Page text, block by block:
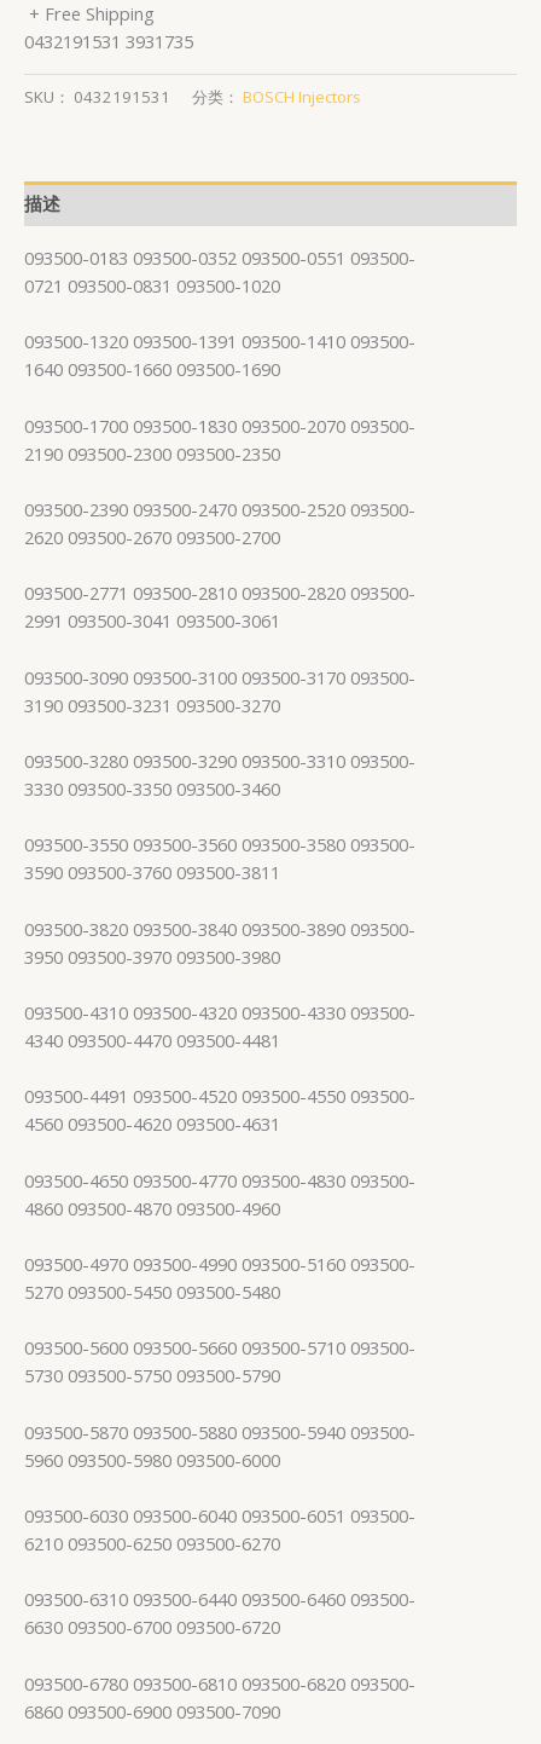
+ Free Shipping
0432191531 3931735
SKU： 0432191531 分类： BOSCH Injectors
描述
093500-0183 093500-0352 093500-0551 093500-
0721 093500-0831 093500-1020
093500-1320 093500-1391 093500-1410 093500-
1640 093500-1660 093500-1690
093500-1700 093500-1830 093500-2070 093500-
2190 093500-2300 093500-2350
093500-2390 093500-2470 093500-2520 093500-
2620 093500-2670 093500-2700
093500-2771 093500-2810 093500-2820 093500-
2991 093500-3041 093500-3061
093500-3090 093500-3100 093500-3170 093500-
3190 093500-3231 093500-3270
093500-3280 093500-3290 093500-3310 093500-
3330 093500-3350 093500-3460
093500-3550 093500-3560 093500-3580 093500-
3590 093500-3760 093500-3811
093500-3820 093500-3840 093500-3890 093500-
3950 093500-3970 093500-3980
093500-4310 093500-4320 093500-4330 093500-
4340 093500-4470 093500-4481
093500-4491 093500-4520 093500-4550 093500-
4560 093500-4620 093500-4631
093500-4650 093500-4770 093500-4830 093500-
4860 093500-4870 093500-4960
093500-4970 093500-4990 093500-5160 093500-
5270 093500-5450 093500-5480
093500-5600 093500-5660 093500-5710 093500-
5730 093500-5750 093500-5790
093500-5870 093500-5880 093500-5940 093500-
5960 093500-5980 093500-6000
093500-6030 093500-6040 093500-6051 093500-
6210 093500-6250 093500-6270
093500-6310 093500-6440 093500-6460 093500-
6630 093500-6700 093500-6720
093500-6780 093500-6810 093500-6820 093500-
6860 093500-6900 093500-7090